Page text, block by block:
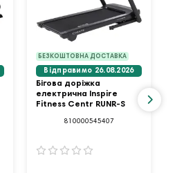
БЕЗКОШТОВНА ДОСТАВКА
Відправимо 26.08.2026
Бігова доріжка
електрична Inspire
Fitness Centr RUNR-S
810000545407